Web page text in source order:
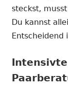
steckst,
Du kannst
Entscheidend